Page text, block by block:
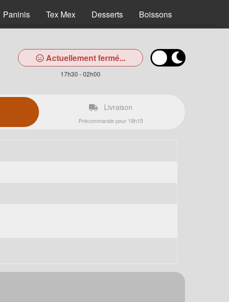
Paninis Tex Mex Desserts Boissons
Actuellement fermé...
17h30 - 02h00
Livraison
Précommande pour 18h15